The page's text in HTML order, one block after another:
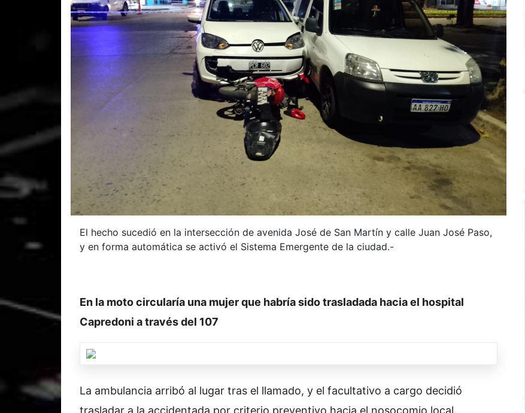
El hecho sucedió en la intersección de avenida José de San Martín y calle Juan José Paso,
y en forma automática se activó el Sistema Emergente de la ciudad.-
En la moto circularía una mujer que habría sido trasladada hacia el hospital
Capredoni a través del 107
La ambulancia arribó al lugar tras el llamado, y el facultativo a cargo decidió
trasladar a la accidentada por criterio preventivo hacia el nosocomio local.